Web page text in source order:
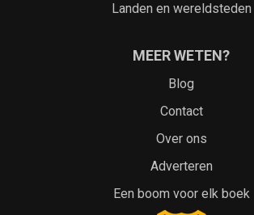
Landen en wereldsteden
MEER WETEN?
Blog
Contact
Over ons
Adverteren
Een boom voor elk boek